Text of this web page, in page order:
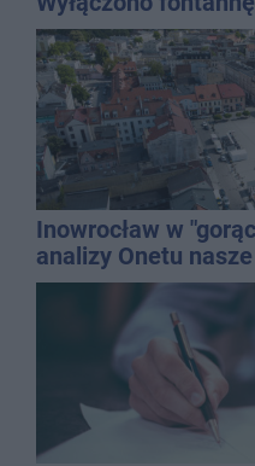
dolewkę
Inowrocław w
analizy Onetu
najbardziej